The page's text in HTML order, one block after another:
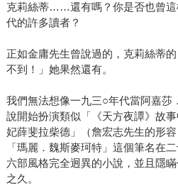
克莉絲蒂……還有嗎？你是否也曾這
代的許多讀者？
正如金庸先生曾說過的，克莉絲蒂
不到！」她果然還有。
我們無法想像一九三○年代當阿嘉莎
說開始扮演類似「《天方夜譚》故
妃薛斐拉柴德」（詹宏志先生的形
「瑪麗．魏斯麥珂特」這個筆名在
六部風格完全迥異的小說，並且隱
之久。